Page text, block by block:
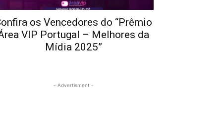
os Vencedores do “Prêmio
VIP Portugal – Melhores da
Mídia 2025”
- Advertisment -